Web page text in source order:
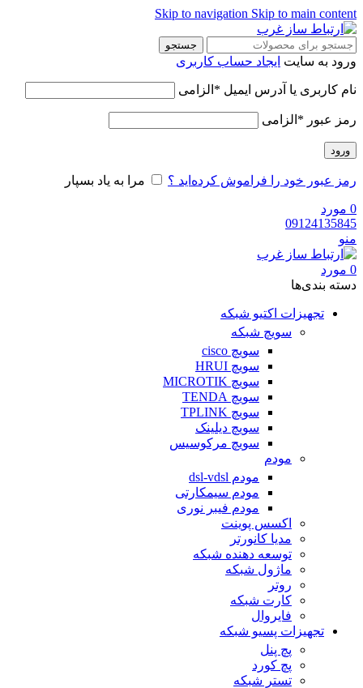
Skip to navigation Skip to main content
جستجو
ورود به سایت ایجاد حساب کاربری
نام کاربری یا آدرس ایمیل * الزامی
رمز عبور * الزامی
ورود
رمز عبور خود را فراموش کرده‌اید ؟ مرا به یاد بسپار
0 مورد
09124135845
منو
0 مورد
دسته‌ بندی‌ها
تجهیزات اکتیو شبکه
سویچ شبکه
سویچ cisco
سویچ HRUI
سویچ MICROTIK
سویچ TENDA
سویچ TPLINK
سویچ دیلینک
سویچ مرکوسیس
مودم
مودم dsl-vdsl
مودم سیمکارتی
مودم فیبر نوری
اکسس پوینت
مدیا کانورتر
توسعه دهنده شبکه
ماژول شبکه
روتر
کارت شبکه
فایروال
تجهیزات پسیو شبکه
پچ پنل
پچ کورد
تستر شبکه